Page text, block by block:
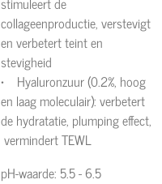
collageenproductie, verstevigt
en verbetert teint en
stevigheid
• Hyaluronzuur (0.2%, hoog
en laag moleculair): verbetert
de hydratatie, plumping effect,
vermindert TEWL
pH-waarde: 5.5 - 6.5